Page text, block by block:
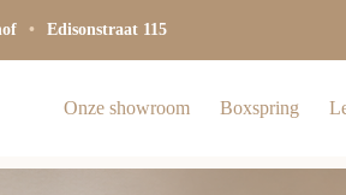
• Edisonstraat 115
Onze showroom Boxspring